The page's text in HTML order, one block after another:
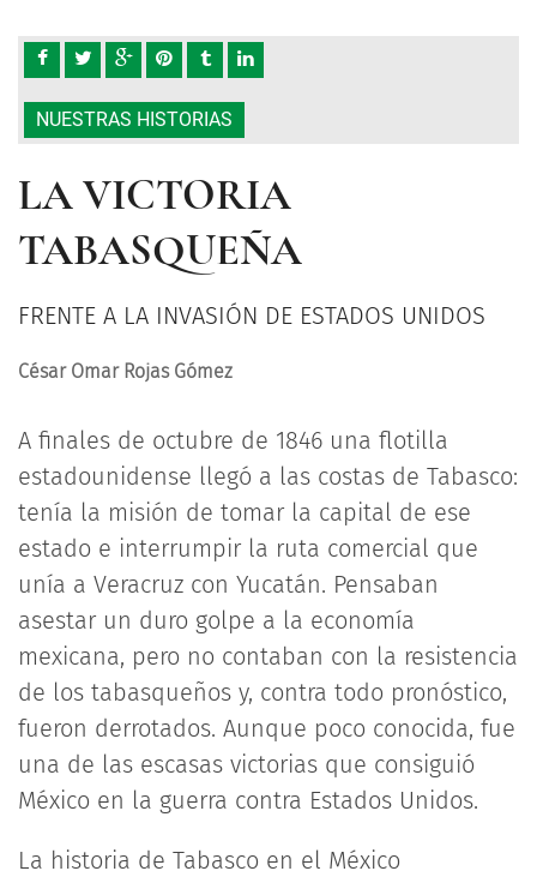
NUESTRAS HISTORIAS
LA VICTORIA
TABASQUEÑA
FRENTE A LA INVASIÓN DE ESTADOS UNIDOS
César Omar Rojas Gómez
A finales de octubre de 1846 una flotilla
estadounidense llegó a las costas de Tabasco:
tenía la misión de tomar la capital de ese
estado e interrumpir la ruta comercial que
unía a Veracruz con Yucatán. Pensaban
asestar un duro golpe a la economía
mexicana, pero no contaban con la resistencia
de los tabasqueños y, contra todo pronóstico,
fueron derrotados. Aunque poco conocida, fue
una de las escasas victorias que consiguió
México en la guerra contra Estados Unidos.
La historia de Tabasco en el México